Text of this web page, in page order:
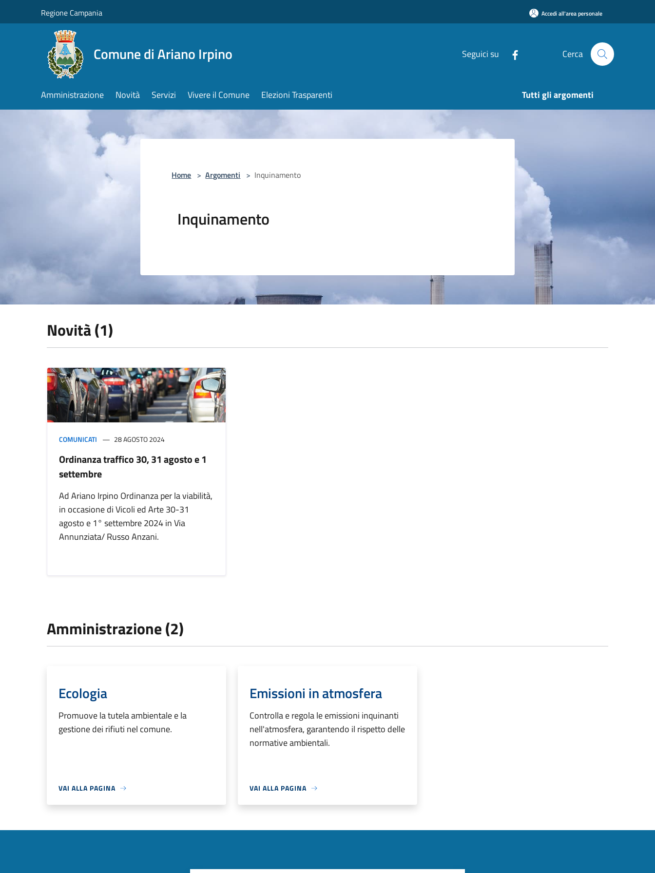
Regione Campania Accedi all'area personale
Comune di Ariano Irpino Seguici su Cerca
Amministrazione Novità Servizi Vivere il Comune Elezioni Trasparenti Tutti gli argomenti
Home > Argomenti > Inquinamento
Inquinamento
Novità (1)
COMUNICATI 28 AGOSTO 2024
Ordinanza traffico 30, 31 agosto e 1
settembre
Ad Ariano Irpino Ordinanza per la viabilità,
in occasione di Vicoli ed Arte 30-31
agosto e 1° settembre 2024 in Via
Annunziata/ Russo Anzani.
Amministrazione (2)
Ecologia
Promuove la tutela ambientale e la
gestione dei rifiuti nel comune.
VAI ALLA PAGINA
Emissioni in atmosfera
Controlla e regola le emissioni inquinanti
nell'atmosfera, garantendo il rispetto delle
normative ambientali.
VAI ALLA PAGINA